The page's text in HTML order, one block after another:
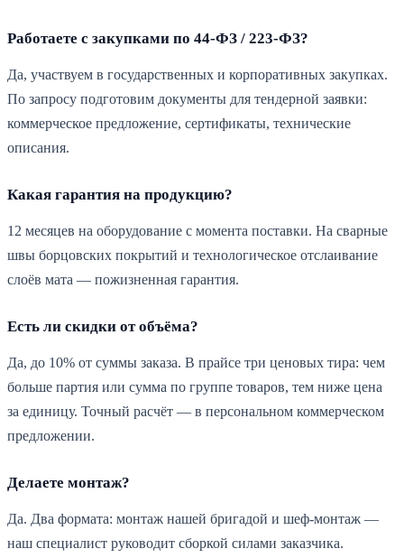
Работаете с закупками по 44-ФЗ / 223-ФЗ?
Да, участвуем в государственных и корпоративных закупках.
По запросу подготовим документы для тендерной заявки:
коммерческое предложение, сертификаты, технические
описания.
Какая гарантия на продукцию?
12 месяцев на оборудование с момента поставки. На сварные
швы борцовских покрытий и технологическое отслаивание
слоёв мата — пожизненная гарантия.
Есть ли скидки от объёма?
Да, до 10% от суммы заказа. В прайсе три ценовых тира: чем
больше партия или сумма по группе товаров, тем ниже цена
за единицу. Точный расчёт — в персональном коммерческом
предложении.
Делаете монтаж?
Да. Два формата: монтаж нашей бригадой и шеф-монтаж —
наш специалист руководит сборкой силами заказчика.